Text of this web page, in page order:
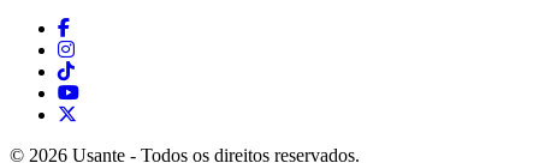
© 2026 Usante - Todos os direitos reservados.